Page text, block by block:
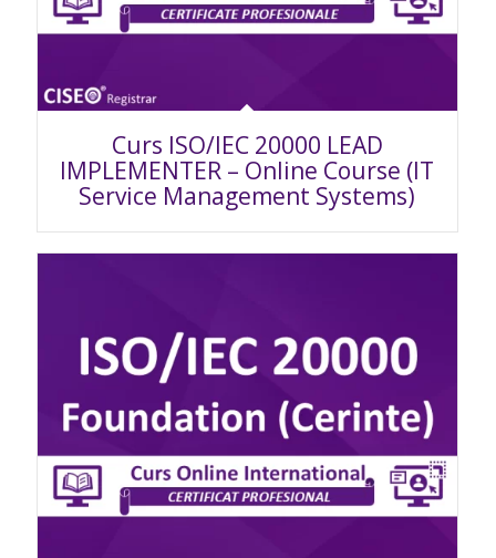
Curs ISO/IEC 20000 LEAD
IMPLEMENTER – Online Course (IT
Service Management Systems)